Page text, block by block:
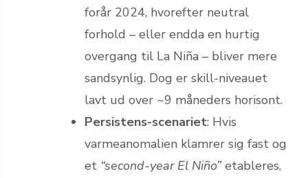
forår 2024, hvorefter neutral
forhold – eller endda en hurtig
overgang til La Niña – bliver mere
sandsynlig. Dog er skill-niveauet
lavt ud over ~9 måneders horisont.
Persistens-scenariet: Hvis
varmeanomalien klamrer sig fast og
et “second-year El Niño”etableres,